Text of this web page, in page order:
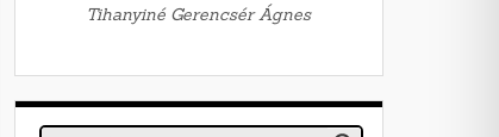
Tihanyiné Gerencsér Ágnes